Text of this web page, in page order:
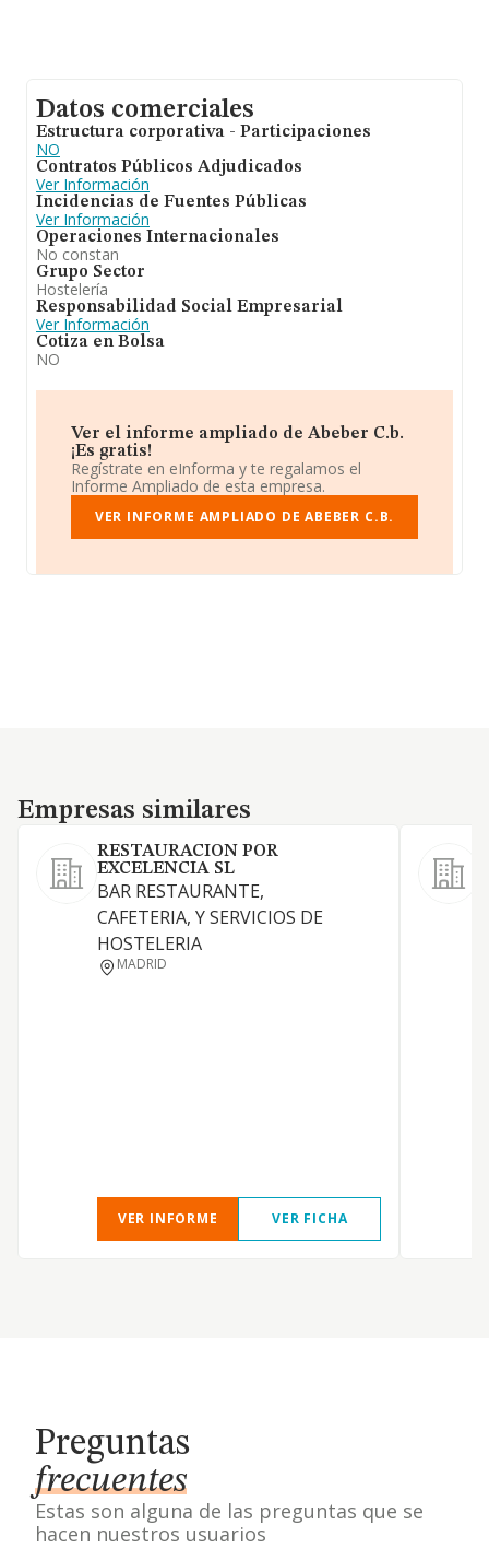
Datos comerciales
Estructura corporativa - Participaciones
NO
Contratos Públicos Adjudicados
Ver Información
Incidencias de Fuentes Públicas
Ver Información
Operaciones Internacionales
No constan
Grupo Sector
Hostelería
Responsabilidad Social Empresarial
Ver Información
Cotiza en Bolsa
NO
Ver el informe ampliado de Abeber C.b.
¡Es gratis!
Regístrate en eInforma y te regalamos el
Informe Ampliado de esta empresa.
VER INFORME AMPLIADO DE ABEBER C.B.
Empresas similares
Empresas similares
RESTAURACION POR
EXCELENCIA SL
BAR RESTAURANTE,
CAFETERIA, Y SERVICIOS DE
HOSTELERIA
MADRID
VER INFORME VER FICHA
Preguntas
frecuentes
Estas son alguna de las preguntas que se
hacen nuestros usuarios